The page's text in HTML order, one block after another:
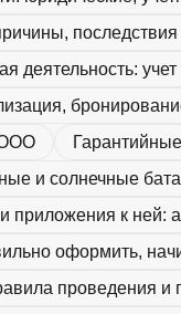
последствия
деятельность:
ООО
и солнечные
к ней:
оформить,
проведения и